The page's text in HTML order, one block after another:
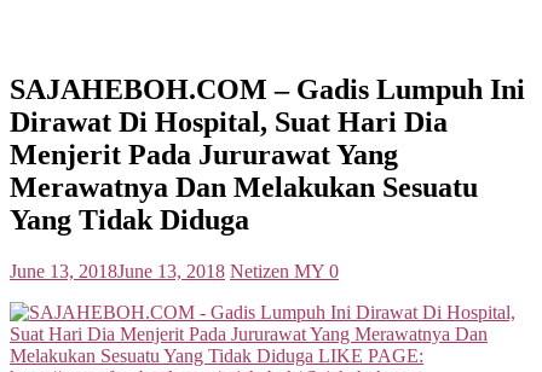
SAJAHEBOH.COM – Gadis Lumpuh Ini
Dirawat Di Hospital, Suat Hari Dia
Menjerit Pada Jururawat Yang
Merawatnya Dan Melakukan Sesuatu
Yang Tidak Diduga
Posted
June 13, 2018June 13, 2018Author
Netizen MY 0